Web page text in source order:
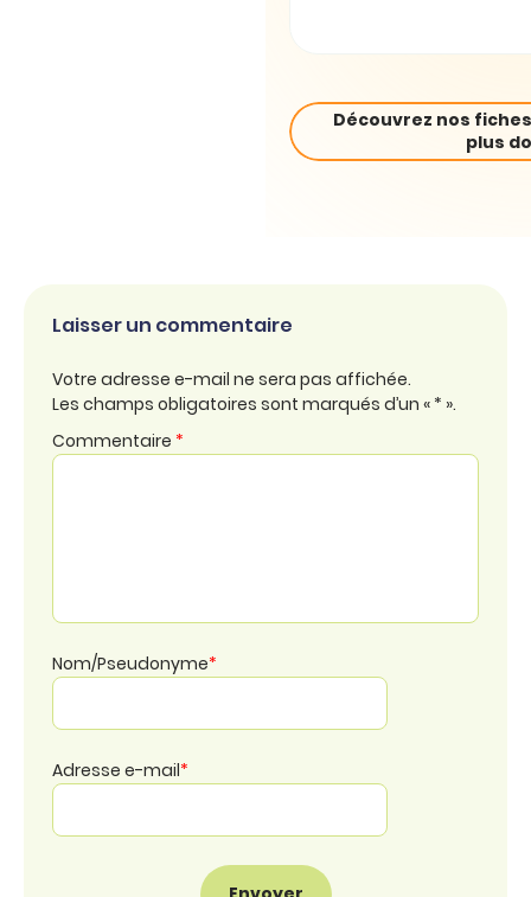
Découvrez nos
plus
Laisser un commentaire
Votre adresse e-mail ne sera pas affichée.
Les champs obligatoires sont marqués d’un « * ».
Commentaire *
Nom/Pseudonyme*
Adresse e-mail*